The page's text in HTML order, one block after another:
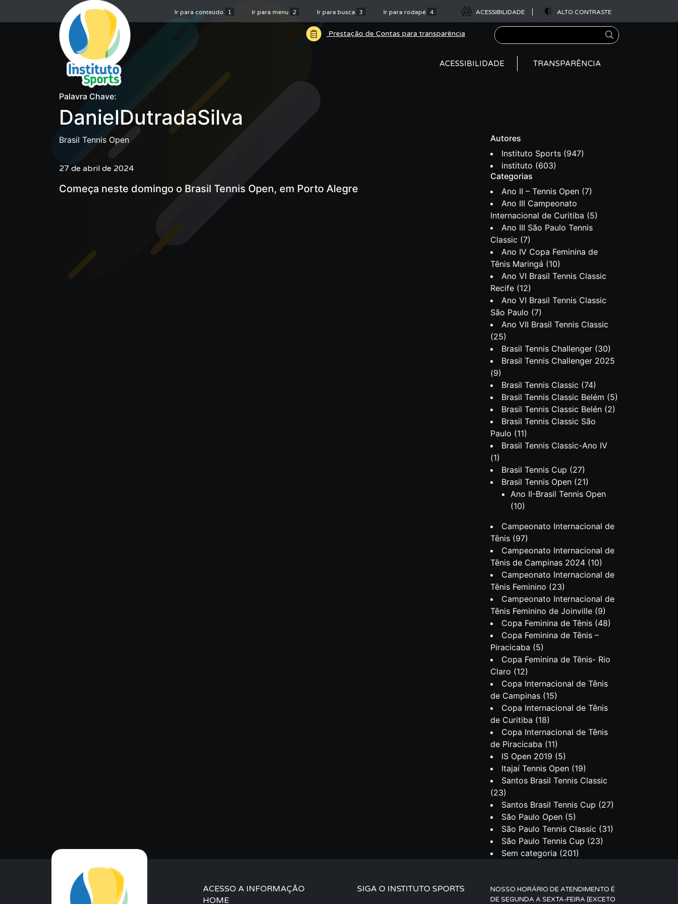
Ir para conteúdo 1 Ir para menu 2 Ir para busca 3 Ir para rodapé 4 ACESSIBILIDADE ALTO CONTRASTE
Prestação de Contas para transparência Pesquisar
ACESSIBILIDADE TRANSPARÊNCIA
Palavra Chave:
DanielDutradaSilva
Brasil Tennis Open
27 de abril de 2024
Começa neste domingo o Brasil Tennis Open, em Porto Alegre
Autores
Instituto Sports (947)
instituto (603)
Categorias
Ano II – Tennis Open (7)
Ano III Campeonato
Internacional de Curitiba (5)
Ano III São Paulo Tennis
Classic (7)
Ano IV Copa Feminina de
Tênis Maringá (10)
Ano VI Brasil Tennis Classic
Recife (12)
Ano VI Brasil Tennis Classic
São Paulo (7)
Ano VII Brasil Tennis Classic
(25)
Brasil Tennis Challenger (30)
Brasil Tennis Challenger 2025
(9)
Brasil Tennis Classic (74)
Brasil Tennis Classic Belém (5)
Brasil Tennis Classic Belén (2)
Brasil Tennis Classic São
Paulo (11)
Brasil Tennis Classic-Ano IV
(1)
Brasil Tennis Cup (27)
Brasil Tennis Open (21)
Ano II-Brasil Tennis Open
(10)
Campeonato Internacional de
Tênis (97)
Campeonato Internacional de
Tênis de Campinas 2024 (10)
Campeonato Internacional de
Tênis Feminino (23)
Campeonato Internacional de
Tênis Feminino de Joinville (9)
Copa Feminina de Tênis (48)
Copa Feminina de Tênis –
Piracicaba (5)
Copa Feminina de Tênis- Rio
Claro (12)
Copa Internacional de Tênis
de Campinas (15)
Copa Internacional de Tênis
de Curitiba (18)
Copa Internacional de Tênis
de Piracicaba (11)
IS Open 2019 (5)
Itajaí Tennis Open (19)
Santos Brasil Tennis Classic
(23)
Santos Brasil Tennis Cup (27)
São Paulo Open (5)
São Paulo Tennis Classic (31)
São Paulo Tennis Cup (23)
Sem categoria (201)
ACESSO A INFORMAÇÃO
HOME
SIGA O INSTITUTO SPORTS
NOSSO HORÁRIO DE ATENDIMENTO É
DE SEGUNDA A SEXTA-FEIRA (EXCETO